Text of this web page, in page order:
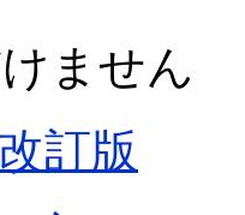
ません
訂版